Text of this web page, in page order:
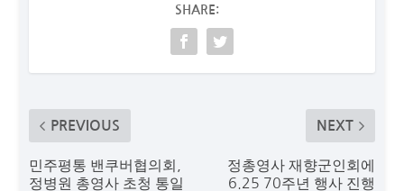
SHARE:
PREVIOUS
민주평통 밴쿠버협의회,
정병원 총영사 초청 통일
NEXT
정총영사 재향군인회에
6.25 70주년 행사 진행